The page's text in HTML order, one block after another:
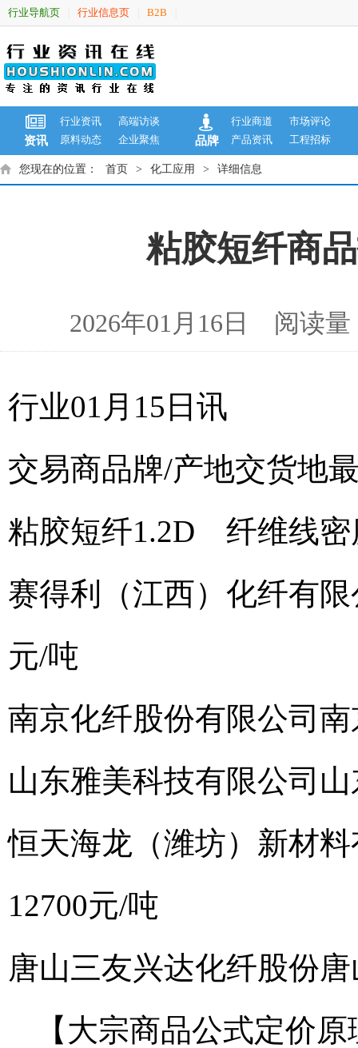
行业导航页 行业信息页 B2B
资讯
行业资讯
高端访谈
原料动态
企业聚焦 品牌
行业商道
市场评论
产品资讯
工程招标
您现在的位置： 首页 > 化工应用 > 详细信息
粘胶短纤商
2026年01月16日 阅读
行业01月15日讯
交易商品牌/产地交货地
粘胶短纤1.2D 纤维线密
赛得利（江西）化纤有
元/吨
南京化纤股份有限公司 南
山东雅美科技有限公司
恒天海龙（潍坊）新材
12700元/吨
唐山三友兴达化纤股份
【大宗商品公式定价